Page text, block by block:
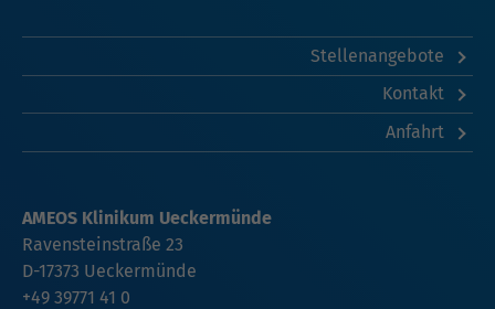
Stellenangebote
Kontakt
Anfahrt
AMEOS Klinikum Ueckermünde
Ravensteinstraße 23
D-17373 Ueckermünde
+49 39771 41 0